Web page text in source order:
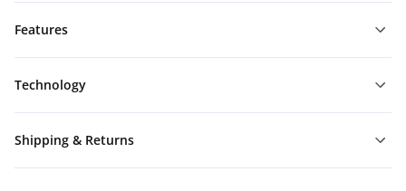
Features
Technology
Shipping & Returns